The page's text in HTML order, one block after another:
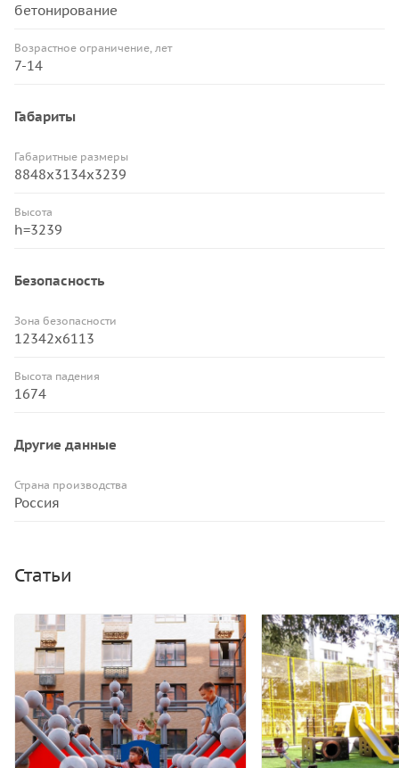
бетонирование
Возрастное ограничение, лет
7-14
Габариты
Габаритные размеры
8848х3134х3239
Высота
h=3239
Безопасность
Зона безопасности
12342х6113
Высота падения
1674
Другие данные
Страна производства
Россия
Статьи